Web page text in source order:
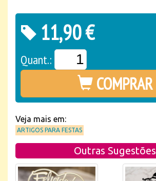
11,90 €
Quant.:
COMPRAR
Veja mais em:
ARTIGOS PARA FESTAS
Outras Sugestões